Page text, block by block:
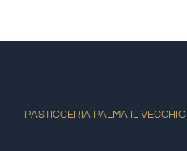
PASTICCERIA PALMA IL VECCHIO